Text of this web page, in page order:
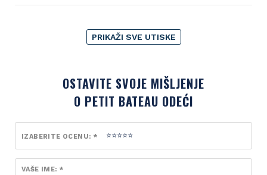
PRIKAŽI SVE UTISKE
OSTAVITE SVOJE MIŠLJENJE
O PETIT BATEAU ODEĆI
IZABERITE OCENU: *
VAŠE IME: *